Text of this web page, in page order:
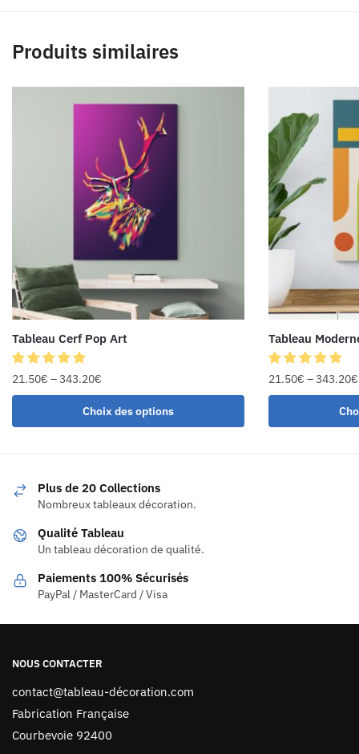
Produits similaires
Tableau Cerf Pop Art
21.50€ –343.20€
Choix des options
Tableau
21.50€ –343.20€
Plus de 20 Collections
Nombreux tableaux décoration.
Qualité Tableau
Un tableau décoration de qualité.
Paiements 100% Sécurisés
PayPal / MasterCard / Visa
NOUS CONTACTER
contact@tableau-décoration.com
Fabrication Française
Courbevoie 92400